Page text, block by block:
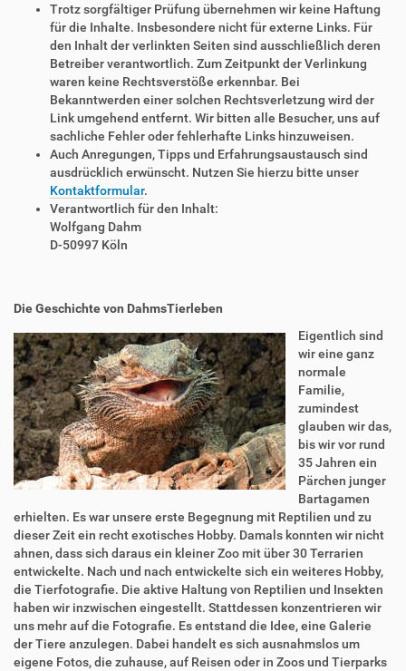
Trotz sorgfältiger Prüfung übernehmen wir keine Haftung
für die Inhalte. Insbesondere nicht für externe Links. Für
den Inhalt der verlinkten Seiten sind ausschließlich deren
Betreiber verantwortlich. Zum Zeitpunkt der Verlinkung
waren keine Rechtsverstöße erkennbar. Bei
Bekanntwerden einer solchen Rechtsverletzung wird der
Link umgehend entfernt. Wir bitten alle Besucher, uns auf
sachliche Fehler oder fehlerhafte Links hinzuweisen.
Auch Anregungen, Tipps und Erfahrungsaustausch sind
ausdrücklich erwünscht. Nutzen Sie hierzu bitte unser
Kontaktformular.
Verantwortlich für den Inhalt:
Wolfgang Dahm
D-50997 Köln
Die Geschichte von DahmsTierleben
Eigentlich sind
wir eine ganz
normale
Familie,
zumindest
glauben wir das,
bis wir vor rund
35 Jahren ein
Pärchen junger
Bartagamen
erhielten. Es war unsere erste Begegnung mit Reptilien und zu
dieser Zeit ein recht exotisches Hobby. Damals konnten wir nicht
ahnen, dass sich daraus ein kleiner Zoo mit über 30 Terrarien
entwickelte. Nach und nach entwickelte sich ein weiteres Hobby,
die Tierfotografie. Die aktive Haltung von Reptilien und Insekten
haben wir inzwischen eingestellt. Stattdessen konzentrieren wir
uns mehr auf die Fotografie. Es entstand die Idee, eine Galerie
der Tiere anzulegen. Dabei handelt es sich ausnahmslos um
eigene Fotos, die zuhause, auf Reisen oder in Zoos und Tierparks